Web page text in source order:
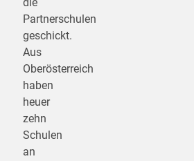
Partnerschulen
geschickt.
Aus
Oberösterreich
haben
heuer
zehn
Schulen
an